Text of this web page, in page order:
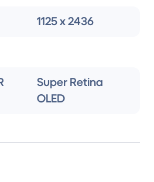
1125 x 2436
Super Retina
OLED